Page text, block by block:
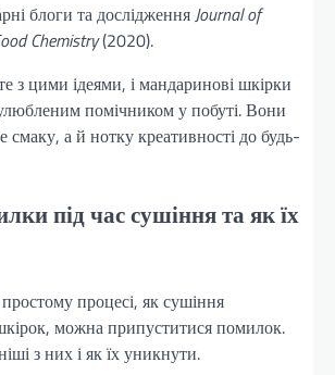
блоги та дослідженняJournal of
Chemistry(2020).
з цими ідеями, і мандаринові шкірки
помічником у побуті. Вони
а й нотку креативності до будь-
під час сушіння та як їх
процесі, як сушіння
можна припуститися помилок.
з них і як їх уникнути.